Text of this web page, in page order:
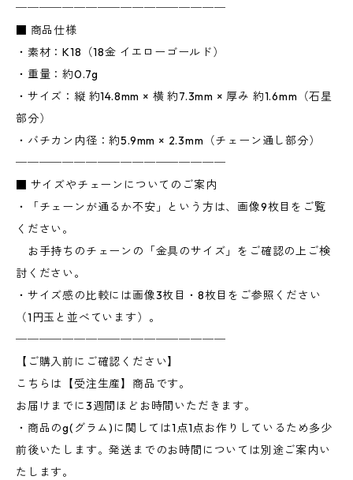
──────────────────
■ 商品仕様
・素材：K18（18金 イエローゴールド）
・重量：約0.7g
・サイズ：縦 約14.8mm × 横 約7.3mm × 厚み 約1.6mm（石星
部分）
・バチカン内径：約5.9mm × 2.3mm（チェーン通し部分）
──────────────────
■ サイズやチェーンについてのご案内
・「チェーンが通るか不安」という方は、画像9枚目をご覧
ください。
お手持ちのチェーンの「金具のサイズ」をご確認の上ご検
討ください。
・サイズ感の比較には画像3枚目・8枚目をご参照ください
（1円玉と並べています）。
──────────────────
【ご購入前にご確認ください】
こちらは【受注生産】商品です。
お届けまでに3週間ほどお時間いただきます。
・商品のg(グラム)に関しては1点1点お作りしているため多少
前後いたします。発送までのお時間については別途ご案内い
たします。